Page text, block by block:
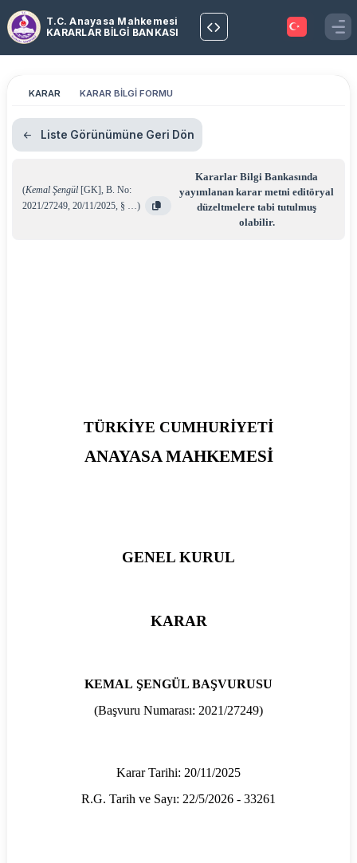
T.C. Anayasa Mahkemesi
KARARLAR BİLGİ BANKASI
KARAR KARAR BİLGİ FORMU
Liste Görünümüne Geri Dön
(Kemal Şengül [GK], B. No:
2021/27249, 20/11/2025, § …)
Kararlar Bilgi Bankasında
yayımlanan karar metni editöryal
düzeltmelere tabi tutulmuş
olabilir.